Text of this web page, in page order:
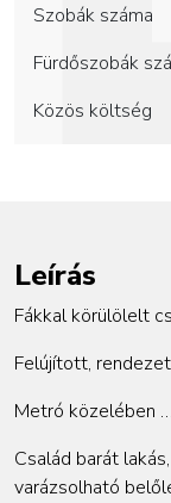
Szobák száma
Fürdőszobák
Közös költség
Leírás
Fákkal körülölelt
Felújított,
Metró közelében …
Család barát
varázsolható